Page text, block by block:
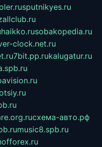
sputnikyes.ru
haikko.rusobakopedia.ru
clock.net.ru
7bit.pp.rukalugatur.ru
схема-авто.рф
music8.spb.ru